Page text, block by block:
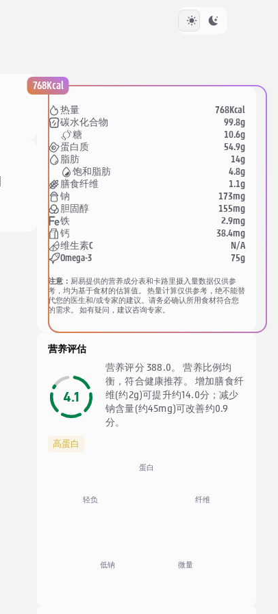
768Kcal
热量 768Kcal
碳水化合物 99.8g
糖 10.6g
蛋白质 54.9g
脂肪 14g
饱和脂肪 4.8g
膳食纤维 1.1g
钠 173mg
胆固醇 155mg
铁 2.9mg
钙 38.4mg
维生素C N/A
Omega-3 75g
注意： 厨易提供的营养成分表和卡路里摄入量数据仅供参
考，均为基于食材的估算值。 热量计算仅供参考，绝不能替
代您的医生和/或专家的建议。请务必确认所用食材符合您
的需求。 如有疑问，建议咨询专家。
营养评估
4.1
营养评分 388.0。 营养比例均
衡，符合健康推荐。 增加膳食纤
维(约2g)可提升约14.0分；减少
钠含量(约45mg)可改善约0.9
分。
高蛋白
蛋白
纤维
微量
低钠
轻负